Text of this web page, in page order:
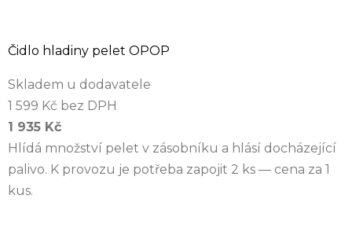
Čidlo hladiny pelet OPOP
Skladem u dodavatele
1 599 Kč bez DPH
1 935 Kč
Hlídá množství pelet v zásobníku a hlásí docházející
palivo. K provozu je potřeba zapojit 2 ks — cena za 1
kus.